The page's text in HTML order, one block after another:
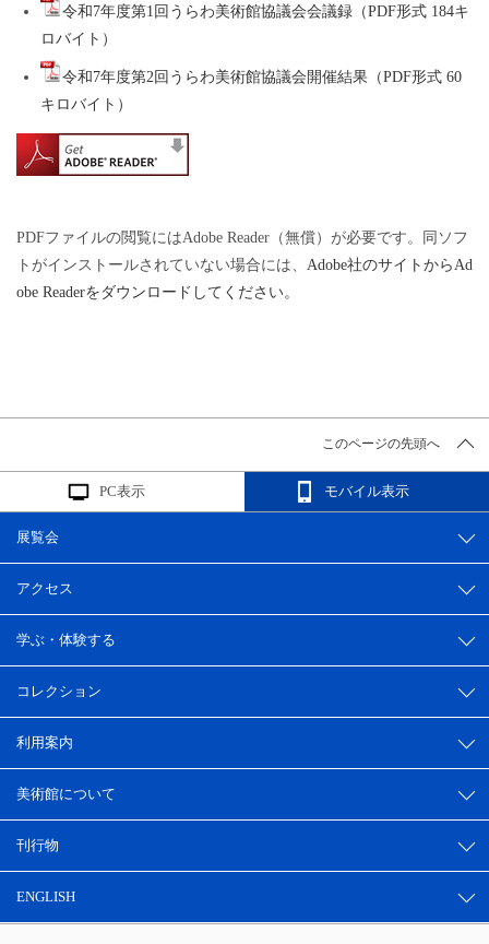
令和7年度第1回うらわ美術館協議会会議録（PDF形式 184キ
ロバイト）
令和7年度第2回うらわ美術館協議会開催結果（PDF形式 60
キロバイト）
PDFファイルの閲覧にはAdobe Reader（無償）が必要です。同ソフ
トがインストールされていない場合には、 Adobe社のサイトからAd
obe Readerをダウンロードしてください。
このページの先頭へ
PC表示 モバイル表示
展覧会
アクセス
学ぶ・体験する
コレクション
利用案内
美術館について
刊行物
ENGLISH